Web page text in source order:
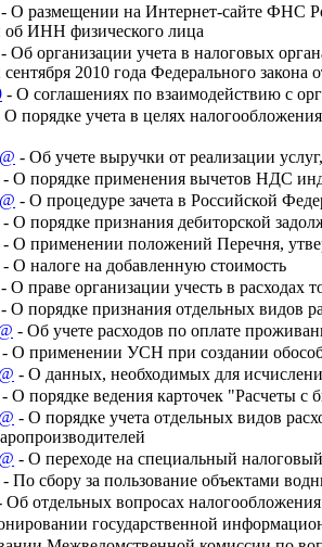
- О размещении на Интернет-сайте ФНС
об ИНН физического лица
- Об организации учета в налоговых
2010 года Федерального
- О соглашениях по взаимодействию с
О порядке учета в целях
- Об учете выручки от реализации
- О порядке применения вычетов НДС
- О процедуре зачета в Российской
- О порядке признания дебиторской
- О применении положений Перечня,
- О налоге на добавленную стоимость
- О праве организации учесть в расходах
- О порядке признания отдельных видов
- Об учете расходов по оплате
- О применении УСН при создании
- О данных, необходимых для
- О порядке ведения карточек "Расчеты
- О порядке учета отдельных видов
- О переходе на специальный
- По сбору за пользование объектами
Об отдельных вопросах налогообложения
государственной